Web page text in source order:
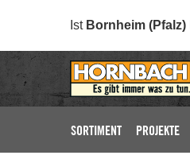
Ist Bornheim (Pfalz)
SORTIMENT PROJEKTE